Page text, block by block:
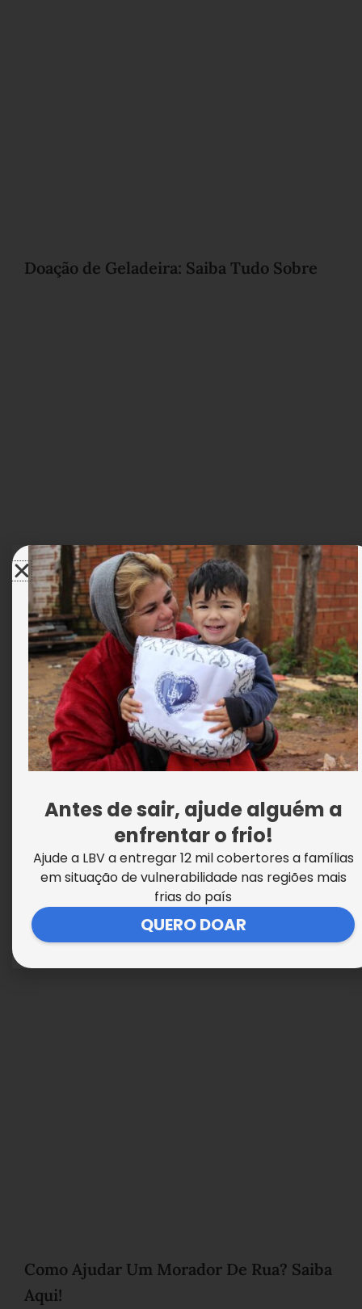
Doação de Geladeira: Saiba Tudo Sobre
Doação de Computadores: Onde
Descartar meu PC antigo
Doação de Roupas Usadas no RJ: Você Já
Como Ajudar Um Morador De Rua? Saiba
Aqui!
Antes de sair, ajude alguém a
enfrentar o frio!
Ajude a LBV a entregar 12 mil cobertores a famílias
em situação de vulnerabilidade nas regiões mais
frias do país
QUERO DOAR